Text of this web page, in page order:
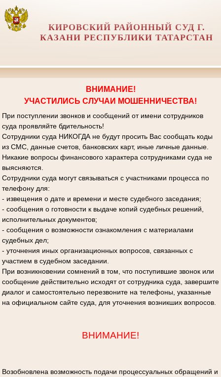
КИРОВСКИЙ РАЙОННЫЙ СУД Г.
КАЗАНИ РЕСПУБЛИКИ ТАТАРСТАН
ВНИМАНИЕ!
УЧАСТИЛИСЬ СЛУЧАИ МОШЕННИЧЕСТВА!
При поступлении звонков и сообщений от имени сотрудников
суда проявляйте бдительность!
Сотрудники суда НИКОГДА не будут просить Вас сообщать коды
из СМС, данные счетов, банковских карт, иные личные данные.
Никакие вопросы финансового характера сотрудниками суда не
выясняются.
Сотрудники суда могут связываться с участниками процесса по
телефону для:
- извещения о дате и времени и месте судебного заседания;
- сообщения о готовности к выдаче копий судебных решений,
исполнительных документов;
- сообщения о возможности ознакомления с материалами
судебных дел;
- уточнения иных организационных вопросов, связанных с
участием в судебном заседании.
При возникновении сомнений в том, что поступившие звонок или
сообщение действительно исходят от сотрудника суда, завершите
диалог и самостоятельно перезвоните на телефоны, указанные
на официальном сайте суда, для уточнения возникших вопросов.
ВНИМАНИЕ!
Возобновлена возможность подачи процессуальных обращений и